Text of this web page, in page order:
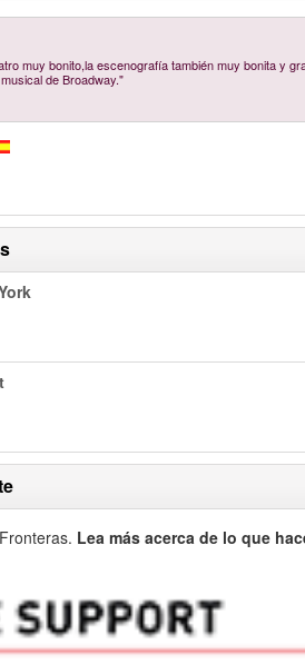
muy bonito,la escenografía también muy bonita y
de Broadway."
Lea más acerca de lo que